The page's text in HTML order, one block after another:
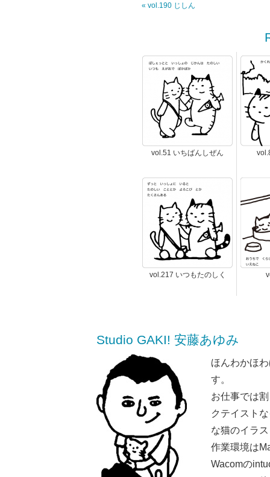
« vol.190 じしん
vol.51 いちばんしぜん
vol.217 いつもたのしく
Studio GAKI! 安藤あゆみ
ほんわかほ
す。
お仕事では
クテイスト
な猫のイラ
作業環境は
Wacomの